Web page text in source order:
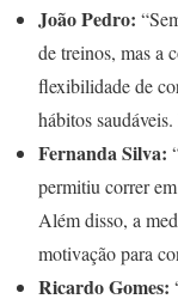
João Pedro:
de treinos, mas a
flexibilidade de
hábitos
Fernanda Silva:
permitiu correr
Além disso, a
motivação para
Ricardo Gomes: